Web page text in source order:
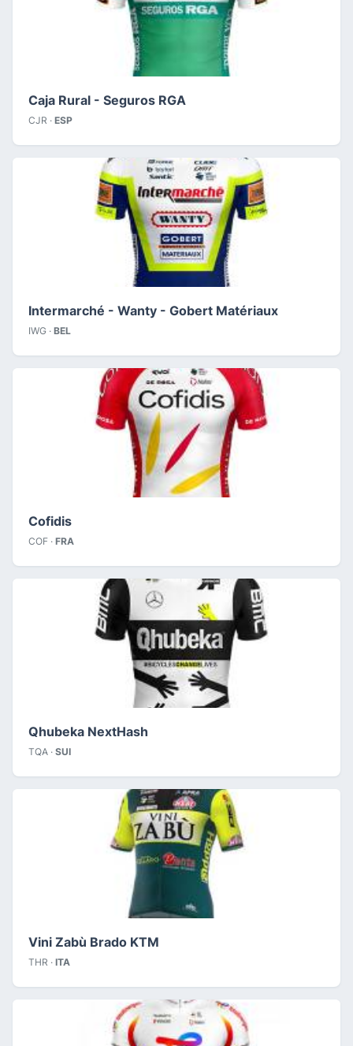
Caja Rural - Seguros RGA
CJR · ESP
Intermarché - Wanty - Gobert Matériaux
IWG · BEL
Cofidis
COF · FRA
Qhubeka NextHash
TQA · SUI
Vini Zabù Brado KTM
THR · ITA